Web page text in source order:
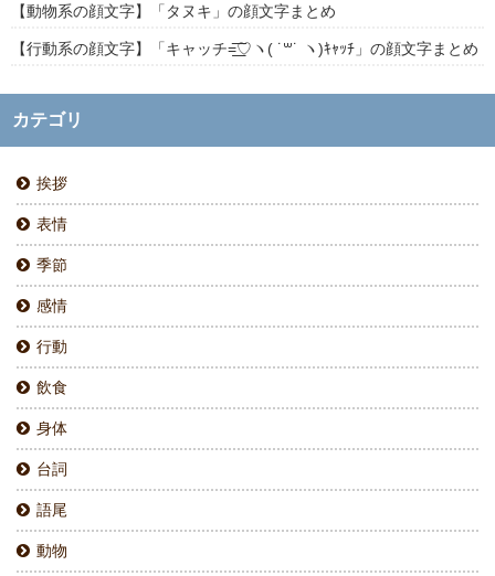
【動物系の顔文字】「タヌキ」の顔文字まとめ
【行動系の顔文字】「キャッチ=͟͟͞͞♡ヽ( ˙꒳​˙ ヽ)ｷｬｯﾁ」の顔文字まとめ
カテゴリ
挨拶
表情
季節
感情
行動
飲食
身体
台詞
語尾
動物